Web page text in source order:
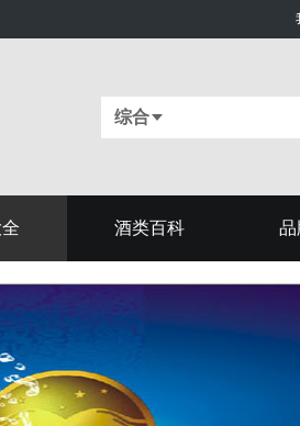
综合
酒类百科 品